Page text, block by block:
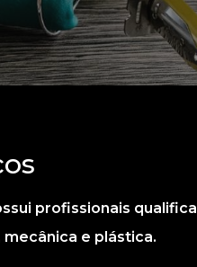
profissionais
e plástica.